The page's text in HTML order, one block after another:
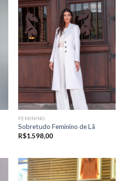
FEMININO
Sobretudo Feminino de Lã
R$1.598,00